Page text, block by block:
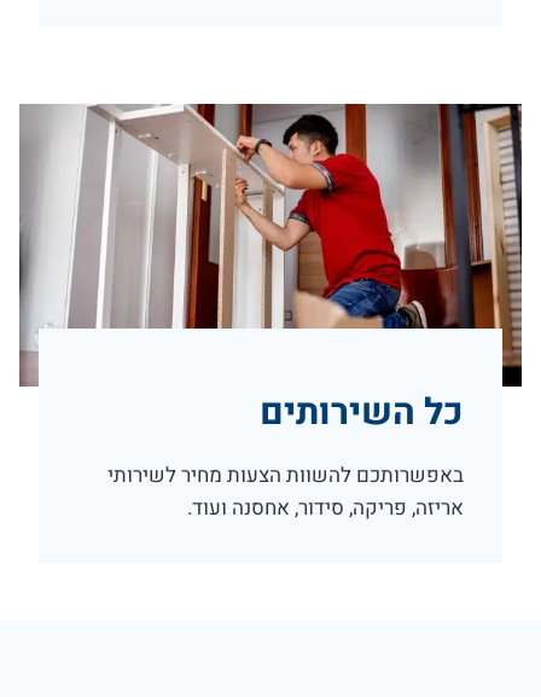
כל השירותים
באפשרותכם להשוות הצעות מחיר לשירותי
אריזה, פריקה, סידור, אחסנה ועוד.